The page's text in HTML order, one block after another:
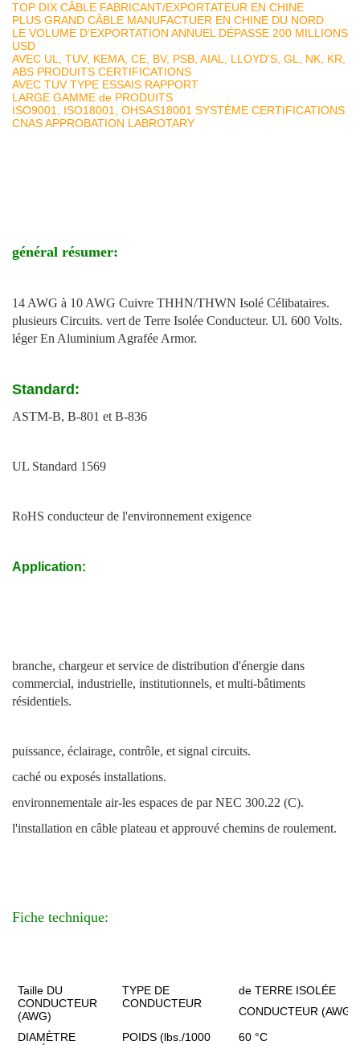
TOP DIX CÂBLE FABRICANT/EXPORTATEUR EN CHINE
PLUS GRAND CÂBLE MANUFACTUER EN CHINE DU NORD
LE VOLUME D'EXPORTATION ANNUEL DÉPASSE 200 MILLIONS
USD
AVEC UL, TUV, KEMA, CE, BV, PSB, AIAL, LLOYD'S, GL, NK, KR,
ABS PRODUITS CERTIFICATIONS
AVEC TUV TYPE ESSAIS RAPPORT
LARGE GAMME de PRODUITS
ISO9001, ISO18001, OHSAS18001 SYSTÈME CERTIFICATIONS
CNAS APPROBATION LABROTARY
général résumer:
14 AWG à 10 AWG Cuivre THHN/THWN Isolé Célibataires.
plusieurs Circuits. vert de Terre Isolée Conducteur. Ul. 600 Volts.
léger En Aluminium Agrafée Armor.
Standard:
ASTM-B, B-801 et B-836
UL Standard 1569
RoHS conducteur de l'environnement exigence
Application:
branche, chargeur et service de distribution d'énergie dans
commercial, industrielle, institutionnels, et multi-bâtiments
résidentiels.
puissance, éclairage, contrôle, et signal circuits.
caché ou exposés installations.
environnementale air-les espaces de par NEC 300.22 (C).
l'installation en câble plateau et approuvé chemins de roulement.
Fiche technique:
Taille DU
CONDUCTEUR
(AWG)
TYPE DE
CONDUCTEUR
de TERRE ISOLÉE
CONDUCTEUR (AWG)
DIAMÈTRE
POIDS (lbs./1000
60 °C